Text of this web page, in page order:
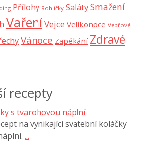
Přílohy Rohlíčky SalátySmažení
VařeníVejce Velikonoce Vepřové
Vánoce Zapékání Zdravé
recepty
s tvarohovou náplní
na vynikající svatební koláčky
...